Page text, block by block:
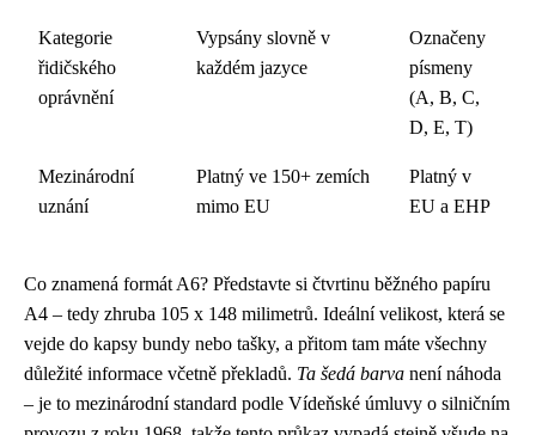
Kategorie
řidičského
oprávnění
Vypsány slovně v
každém jazyce
Označeny
písmeny
(A, B, C,
D, E, T)
Mezinárodní
uznání
Platný ve 150+ zemích
mimo EU
Platný v
EU a EHP
Co znamená formát A6? Představte si čtvrtinu běžného papíru
A4 – tedy zhruba 105 x 148 milimetrů. Ideální velikost, která se
vejde do kapsy bundy nebo tašky, a přitom tam máte všechny
důležité informace včetně překladů. Ta šedá barva není náhoda
– je to mezinárodní standard podle Vídeňské úmluvy o silničním